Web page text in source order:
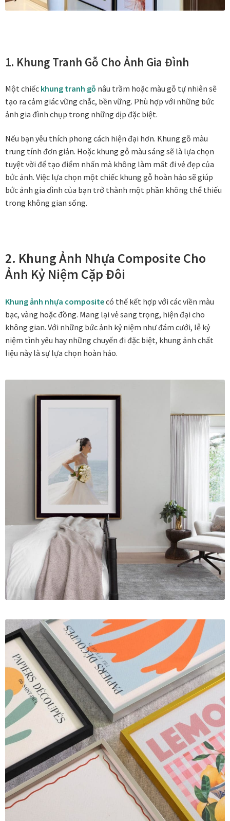
Reflections by the River
Saigon In Monochrome
Tranh ánh kim Collection
Tranh điêu khắc gỗ Collection
Tranh sơn mài Thư Pháp
Viên Dung Collection
Wheels of Time
Tranh chim sếu nghệ thuật
Catalogue
Câu hỏi thường gặp khi mua tranh tại Mia Home
Dây treo Tết Bính Ngọ 2026
Đóng khung tranh theo yêu cầu
Đóng khung tranh thảm Dubai
Đóng khung ảnh
Đóng khung áo đấu – áo thun
Đóng khung tranh canvas – tranh sơn dầu
Đóng khung tranh đính đá
Đóng khung tranh kính cho tranh ảnh, giấy mỹ thuật,
poster, bản vẽ tay
Đóng khung tranh sơn mài
Đóng khung tranh thêu
Giỏ hàng
Giới Thiệu Mia Home
1. Khung Tranh Gỗ Cho Ảnh Gia Đình
Một chiếc khung tranh gỗ nâu trầm hoặc màu gỗ tự nhiên sẽ
tạo ra cảm giác vững chắc, bền vững. Phù hợp với những bức
ảnh gia đình chụp trong những dịp đặc biệt.
Nếu bạn yêu thích phong cách hiện đại hơn. Khung gỗ màu
trung tính đơn giản. Hoặc khung gỗ màu sáng sẽ là lựa chọn
tuyệt vời để tạo điểm nhấn mà không làm mất đi vẻ đẹp của
bức ảnh. Việc lựa chọn một chiếc khung gỗ hoàn hảo sẽ giúp
bức ảnh gia đình của bạn trở thành một phần không thể thiếu
trong không gian sống.
2. Khung Ảnh Nhựa Composite Cho
Ảnh Kỷ Niệm Cặp Đôi
Khung ảnh nhựa compositecó thể kết hợp với các viền màu
bạc, vàng hoặc đồng. Mang lại vẻ sang trọng, hiện đại cho
không gian. Với những bức ảnh kỷ niệm như đám cưới, lễ kỷ
niệm tình yêu hay những chuyến đi đặc biệt, khung ảnh chất
liệu này là sự lựa chọn hoàn hảo.